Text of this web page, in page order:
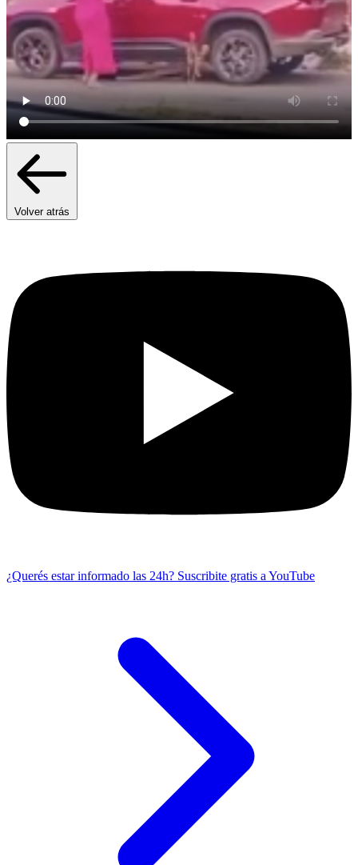
Volver atrás
¿Querés estar informado las 24h? Suscribite gratis a YouTube